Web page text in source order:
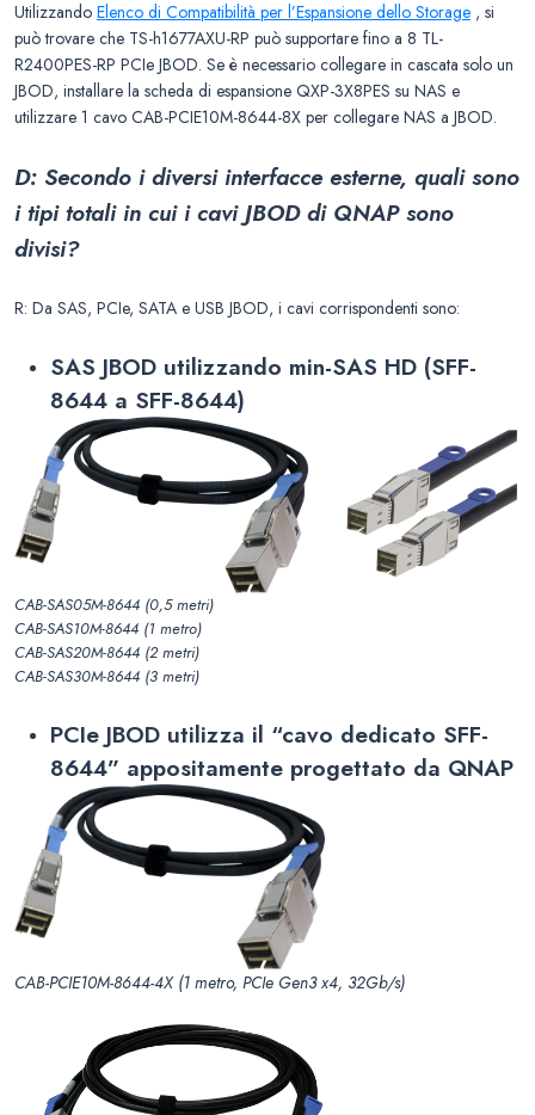
Utilizzando Elenco di Compatibilità per l’Espansione dello Storage , si
può trovare che TS-h1677AXU-RP può supportare fino a 8 TL-
R2400PES-RP PCIe JBOD. Se è necessario collegare in cascata solo un
JBOD, installare la scheda di espansione QXP-3X8PES su NAS e
utilizzare 1 cavo CAB-PCIE10M-8644-8X per collegare NAS a JBOD.
D: Secondo i diversi interfacce esterne, quali sono
i tipi totali in cui i cavi JBOD di QNAP sono
divisi?
R: Da SAS, PCIe, SATA e USB JBOD, i cavi corrispondenti sono:
SAS JBOD utilizzando min-SAS HD (SFF-
8644 a SFF-8644)
CAB-SAS05M-8644 (0,5 metri)
CAB-SAS10M-8644 (1 metro)
CAB-SAS20M-8644 (2 metri)
CAB-SAS30M-8644 (3 metri)
PCIe JBOD utilizza il “cavo dedicato SFF-
8644” appositamente progettato da QNAP
CAB-PCIE10M-8644-4X (1 metro, PCIe Gen3 x4, 32Gb/s)